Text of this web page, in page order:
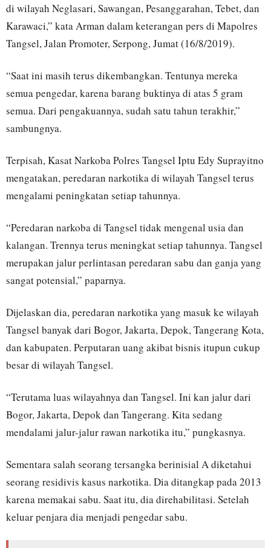
di wilayah Neglasari, Sawangan, Pesanggarahan, Tebet, dan
Karawaci,” kata Arman dalam keterangan pers di Mapolres
Tangsel, Jalan Promoter, Serpong, Jumat (16/8/2019).
“Saat ini masih terus dikembangkan. Tentunya mereka
semua pengedar, karena barang buktinya di atas 5 gram
semua. Dari pengakuannya, sudah satu tahun terakhir,”
sambungnya.
Terpisah, Kasat Narkoba Polres Tangsel Iptu Edy Suprayitno
mengatakan, peredaran narkotika di wilayah Tangsel terus
mengalami peningkatan setiap tahunnya.
“Peredaran narkoba di Tangsel tidak mengenal usia dan
kalangan. Trennya terus meningkat setiap tahunnya. Tangsel
merupakan jalur perlintasan peredaran sabu dan ganja yang
sangat potensial,” paparnya.
Dijelaskan dia, peredaran narkotika yang masuk ke wilayah
Tangsel banyak dari Bogor, Jakarta, Depok, Tangerang Kota,
dan kabupaten. Perputaran uang akibat bisnis itupun cukup
besar di wilayah Tangsel.
“Terutama luas wilayahnya dan Tangsel. Ini kan jalur dari
Bogor, Jakarta, Depok dan Tangerang. Kita sedang
mendalami jalur-jalur rawan narkotika itu,” pungkasnya.
Sementara salah seorang tersangka berinisial A diketahui
seorang residivis kasus narkotika. Dia ditangkap pada 2013
karena memakai sabu. Saat itu, dia direhabilitasi. Setelah
keluar penjara dia menjadi pengedar sabu.